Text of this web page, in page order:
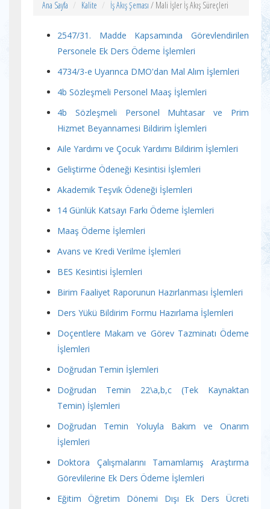
Ana Sayfa Kalite İş Akış Şeması / Mali İşler İş Akış Süreçleri
2547/31. Madde Kapsamında Görevlendirilen
Personele Ek Ders Ödeme İşlemleri
4734/3-e Uyarınca DMO'dan Mal Alım İşlemleri
4b Sözleşmeli Personel Maaş İşlemleri
4b Sözleşmeli Personel Muhtasar ve Prim
Hizmet Beyannamesi Bildirim İşlemleri
Aile Yardımı ve Çocuk Yardımı Bildirim İşlemleri
Geliştirme Ödeneği Kesintisi İşlemleri
Akademik Teşvik Ödeneği İşlemleri
14 Günlük Katsayı Farkı Ödeme İşlemleri
Maaş Ödeme İşlemleri
Avans ve Kredi Verilme İşlemleri
BES Kesintisi İşlemleri
Birim Faaliyet Raporunun Hazırlanması İşlemleri
Ders Yükü Bildirim Formu Hazırlama İşlemleri
Doçentlere Makam ve Görev Tazminatı Ödeme
İşlemleri
Doğrudan Temin İşlemleri
Doğrudan Temin 22\a,b,c (Tek Kaynaktan
Temin) İşlemleri
Doğrudan Temin Yoluyla Bakım ve Onarım
İşlemleri
Doktora Çalışmalarını Tamamlamış Araştırma
Görevlilerine Ek Ders Ödeme İşlemleri
Eğitim Öğretim Dönemi Dışı Ek Ders Ücreti